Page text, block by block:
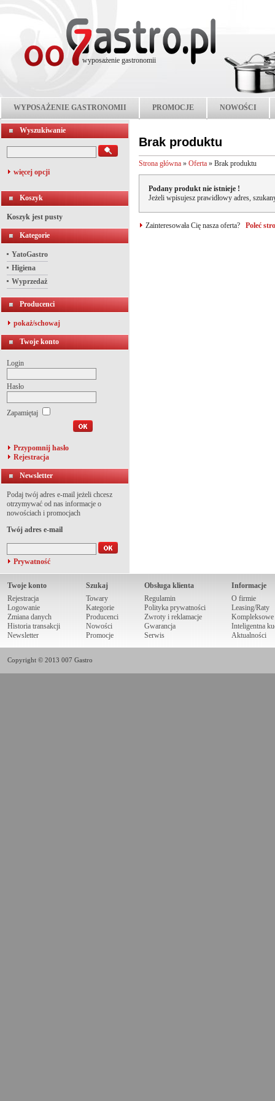
wyposażenie gastronomii
WYPOSAŻENIE GASTRONOMII PROMOCJE NOWOŚCI
Wyszukiwanie
więcej opcji
Koszyk
Koszyk jest pusty
Kategorie
YatoGastro
Higiena
Wyprzedaż
Producenci
pokaż/schowaj
Twoje konto
Login
Hasło
Zapamiętaj
Przypomnij hasło
Rejestracja
Newsletter
Podaj twój adres e-mail jeżeli chcesz
otrzymywać od nas informacje o
nowościach i promocjach
Twój adres e-mail
Prywatność
Brak produktu
Strona główna » Oferta » Brak produktu
Podany produkt nie istnieje !
Jeżeli wpisujesz prawidłowy adres,
Zainteresowała Cię nasza oferta? Poleć
Twoje konto
Rejestracja
Logowanie
Zmiana danych
Historia transakcji
Newsletter
Szukaj
Towary
Kategorie
Producenci
Nowości
Promocje
Obsługa klienta
Regulamin
Polityka prywatności
Zwroty i reklamacje
Gwarancja
Serwis
Informacje
O firmie
Leasing/Raty
Kompleksowe
Inteligentna
Aktualności
Copyright © 2013 007 Gastro